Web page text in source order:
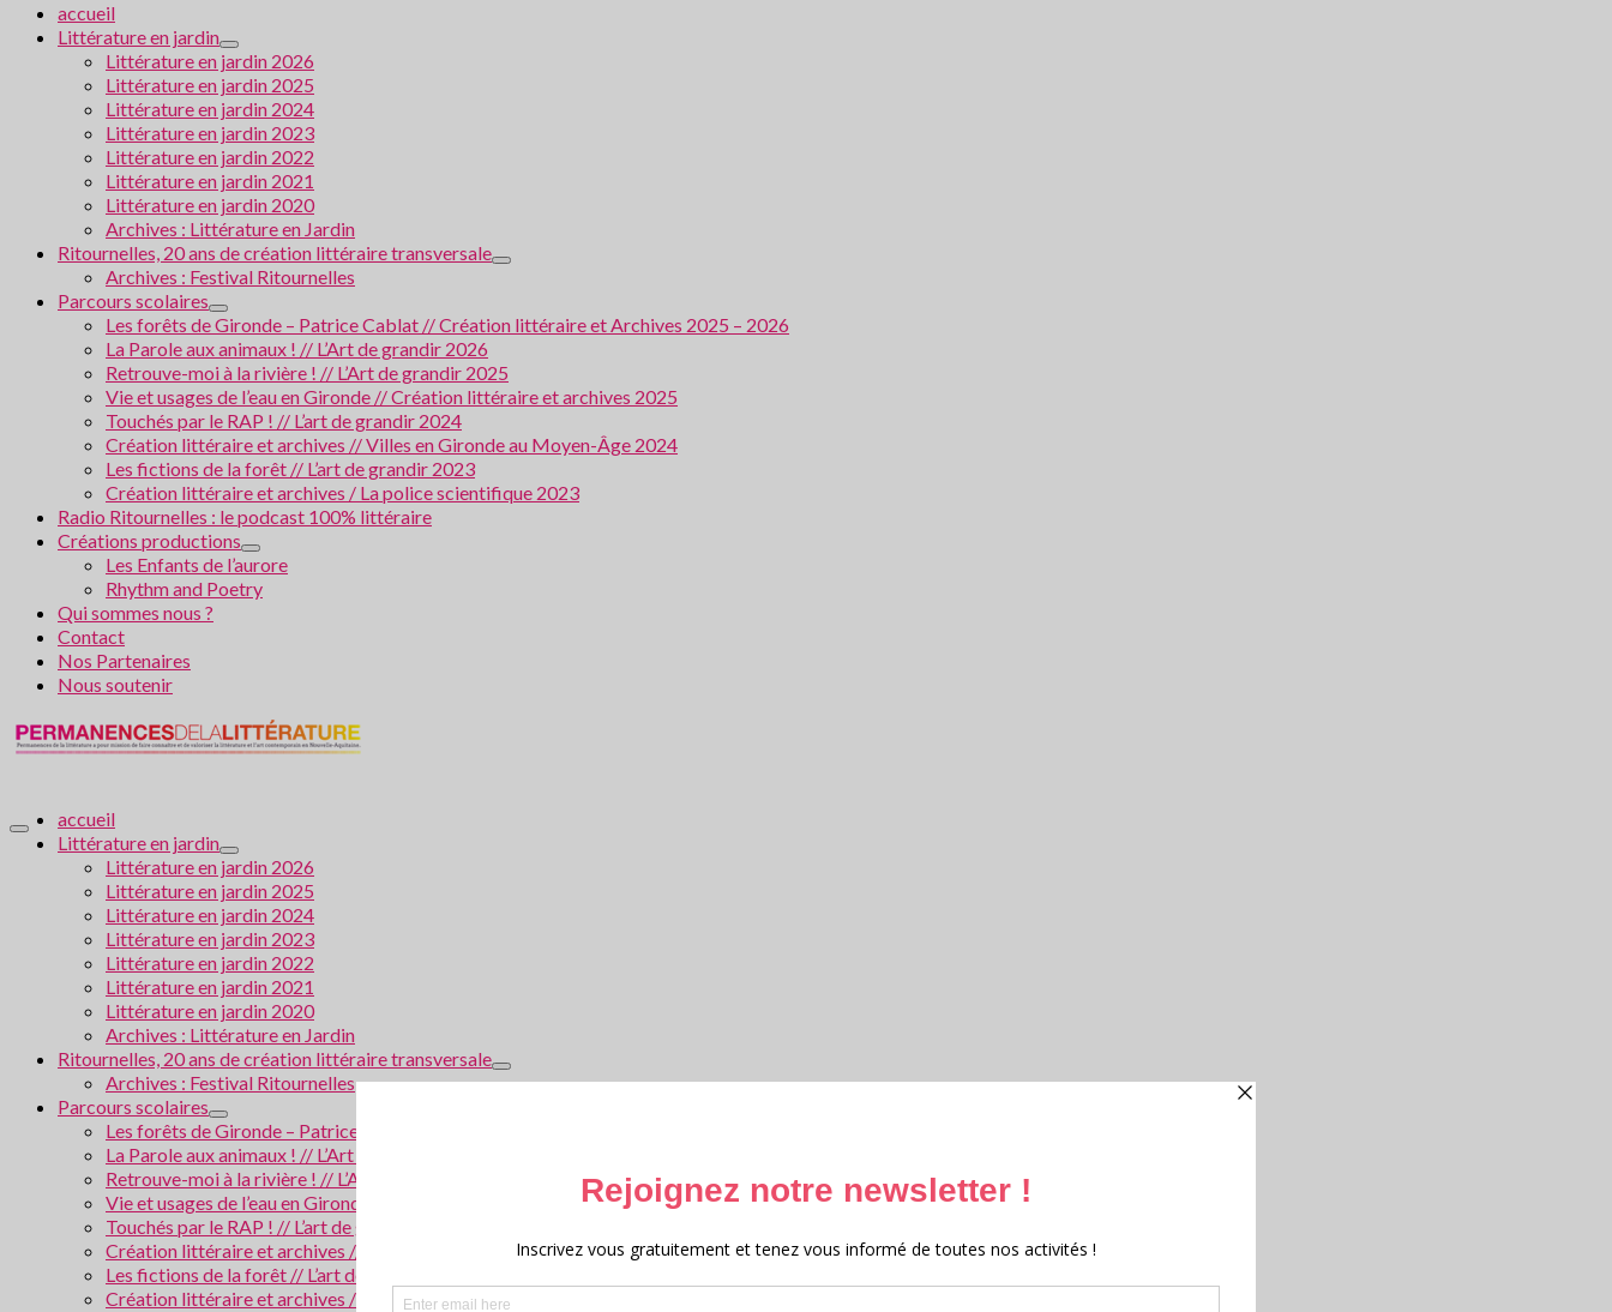
accueil
Littérature en jardin
Littérature en jardin 2026
Littérature en jardin 2025
Littérature en jardin 2024
Littérature en jardin 2023
Littérature en jardin 2022
Littérature en jardin 2021
Littérature en jardin 2020
Archives : Littérature en Jardin
Ritournelles, 20 ans de création littéraire transversale
Archives : Festival Ritournelles
Parcours scolaires
Les forêts de Gironde – Patrice Cablat // Création littéraire et Archives 2025 – 2026
La Parole aux animaux ! // L’Art de grandir 2026
Retrouve-moi à la rivière ! // L’Art de grandir 2025
Vie et usages de l’eau en Gironde // Création littéraire et archives 2025
Touchés par le RAP ! // L’art de grandir 2024
Création littéraire et archives // Villes en Gironde au Moyen-Âge 2024
Les fictions de la forêt // L’art de grandir 2023
Création littéraire et archives / La police scientifique 2023
Radio Ritournelles : le podcast 100% littéraire
Créations productions
Les Enfants de l’aurore
Rhythm and Poetry
Qui sommes nous ?
Contact
Nos Partenaires
Nous soutenir
accueil
Littérature en jardin
Littérature en jardin 2026
Littérature en jardin 2025
Littérature en jardin 2024
Littérature en jardin 2023
Littérature en jardin 2022
Littérature en jardin 2021
Littérature en jardin 2020
Archives : Littérature en Jardin
Ritournelles, 20 ans de création littéraire transversale
Archives : Festival Ritournelles
Parcours scolaires
Les forêts de Gironde – Patrice Cablat // Création littéraire et Archives 2025 – 2026
La Parole aux animaux ! // L’Art de grandir 2026
Retrouve-moi à la rivière ! // L’Art de grandir 2025
Vie et usages de l’eau en Gironde // Création littéraire et archives 2025
Touchés par le RAP ! // L’art de grandir 2024
Création littéraire et archives // Villes en Gironde au Moyen-Âge 2024
Les fictions de la forêt // L’art de grandir 2023
Création littéraire et archives / La police scientifique 2023